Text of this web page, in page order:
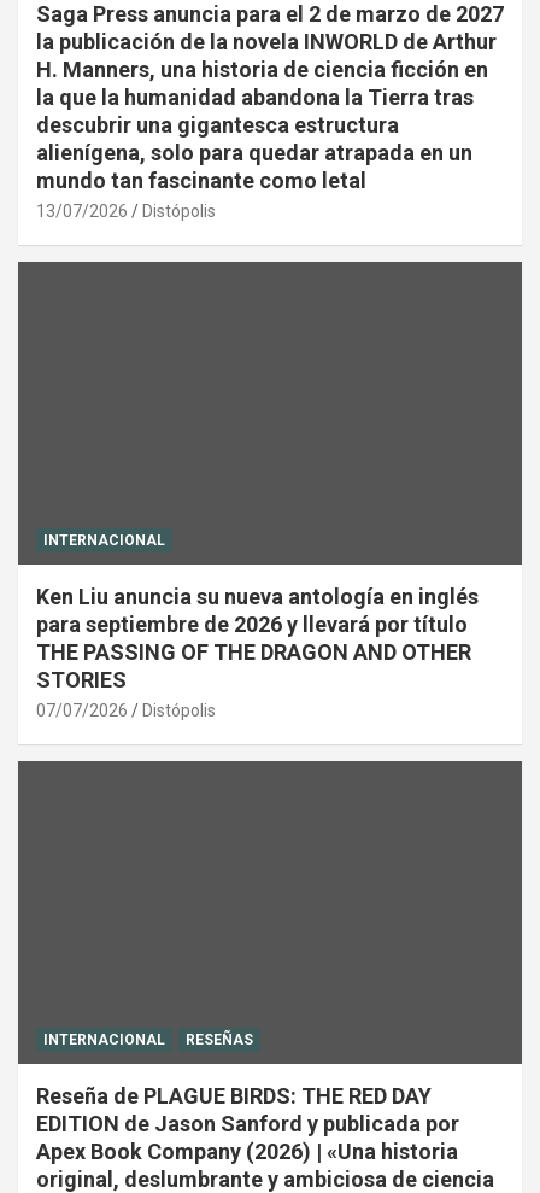
Saga Press anuncia para el 2 de marzo de 2027
la publicación de la novela INWORLD de Arthur
H. Manners, una historia de ciencia ficción en
la que la humanidad abandona la Tierra tras
descubrir una gigantesca estructura
alienígena, solo para quedar atrapada en un
mundo tan fascinante como letal
13/07/2026 Distópolis
INTERNACIONAL
Ken Liu anuncia su nueva antología en inglés
para septiembre de 2026 y llevará por título
THE PASSING OF THE DRAGON AND OTHER
STORIES
07/07/2026 Distópolis
INTERNACIONAL RESEÑAS
Reseña de PLAGUE BIRDS: THE RED DAY
EDITION de Jason Sanford y publicada por
Apex Book Company (2026) | «Una historia
original, deslumbrante y ambiciosa de ciencia